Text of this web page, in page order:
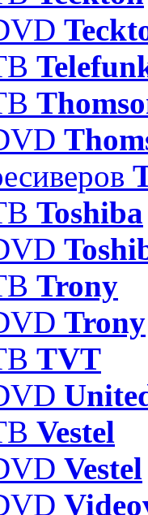
Toshiba
Trony
Trony
TVT
Vestel
Vestel